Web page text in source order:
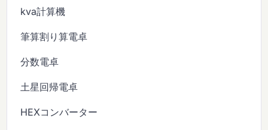
kva計算機
筆算割り算電卓
分数電卓
土星回帰電卓
HEXコンバーター